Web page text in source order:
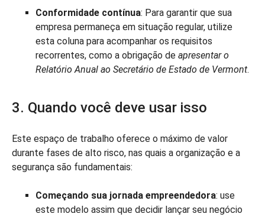
Conformidade contínua: Para garantir que sua
empresa permaneça em situação regular, utilize
esta coluna para acompanhar os requisitos
recorrentes, como a obrigação de apresentar o
Relatório Anual ao Secretário de Estado de Vermont.
3. Quando você deve usar isso
Este espaço de trabalho oferece o máximo de valor
durante fases de alto risco, nas quais a organização e a
segurança são fundamentais:
Começando sua jornada empreendedora: use
este modelo assim que decidir lançar seu negócio